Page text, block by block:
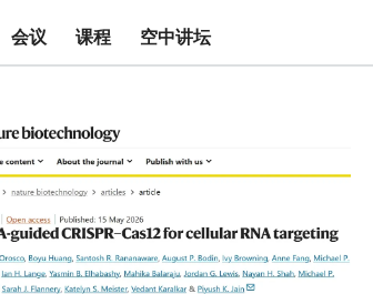
会议 课程 空中讲坛